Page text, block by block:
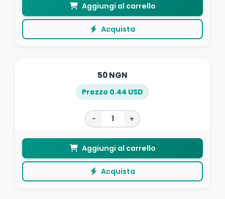
Aggiungi al carrello
Acquista
50 NGN
Prezzo 0.44 USD
− +
Aggiungi al carrello
Acquista